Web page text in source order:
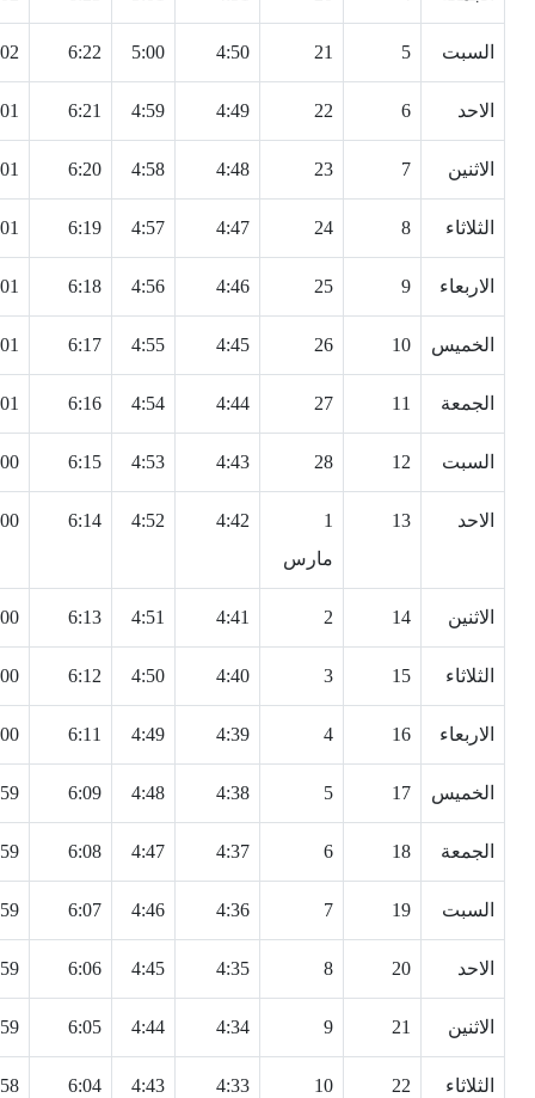
السبت 5
21
4:50
5:00
6:22
الاحد 6
22
4:49
4:59
6:21
الاثنين 7
23
4:48
4:58
6:20
الثلاثاء 8
24
4:47
4:57
6:19
الاربعاء 9
25
4:46
4:56
6:18
الخميس 10
26
4:45
4:55
6:17
الجمعة 11
27
4:44
4:54
6:16
السبت 12
28
4:43
4:53
6:15
الاحد 13
1
مارس
4:42
4:52
6:14
الاثنين 14
2
4:41
4:51
6:13
الثلاثاء 15
3
4:40
4:50
6:12
الاربعاء 16
4
4:39
4:49
6:11
الخميس 17
5
4:38
4:48
6:09
الجمعة 18
6
4:37
4:47
6:08
السبت 19
7
4:36
4:46
6:07
الاحد 20
8
4:35
4:45
6:06
الاثنين 21
9
4:34
4:44
6:05
الثلاثاء 22
10
4:33
4:43
6:04